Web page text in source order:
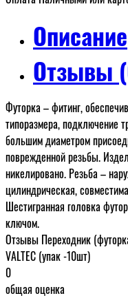
Описание
Отзывы
Футорка – фитинг,
типоразмера, подключение
большим диаметром
поврежденной резьбы.
никелировано. Резьба –
цилиндрическая,
Шестигранная головка
ключом.
Отзывы Переходник
VALTEC (упак -10шт)
0
общая оценка